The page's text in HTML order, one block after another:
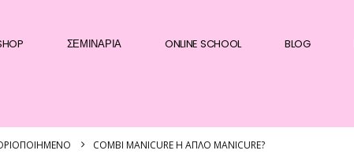
ΣΕΜΙΝΆΡΙΑ ONLINE SCHOOL BLOG
COMBI MANICURE Η ΑΠΛΌ MANICURE?